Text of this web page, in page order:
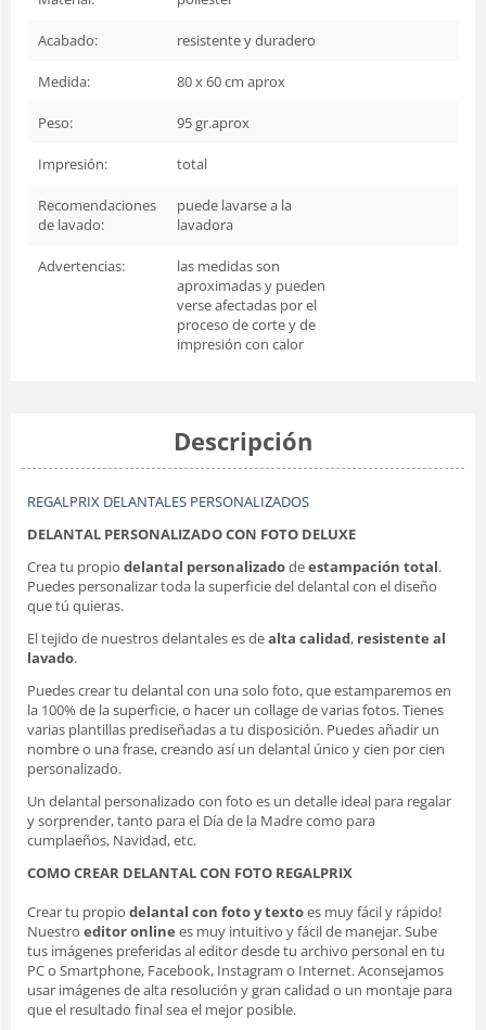
Acabado: resistente y duradero
Medida: 80 x 60 cm aprox
Peso: 95 gr.aprox
Impresión: total
Recomendaciones
de lavado:
puede lavarse a la
lavadora
Advertencias:
las medidas son
aproximadas y pueden
verse afectadas por el
proceso de corte y de
impresión con calor
Descripción
REGALPRIX DELANTALES PERSONALIZADOS
DELANTAL PERSONALIZADO CON FOTO DELUXE
Crea tu propio delantal personalizadodeestampación total.
Puedes personalizar toda la superficie del delantal con el diseño
que tú quieras.
El tejido de nuestros delantales es dealta calidad, resistente al
lavado.
Puedes crear tu delantal con una solo foto, que estamparemos en
la 100% de la superficie, o hacer un collage de varias fotos. Tienes
varias plantillas prediseñadas a tu disposición. Puedes añadir un
nombre o una frase, creando así un delantal único y cien por cien
personalizado.
Un delantal personalizado con foto es un detalle ideal para regalar
y sorprender, tanto para el Día de la Madre como para
cumplaeños, Navidad, etc.
COMO CREAR DELANTAL CON FOTO REGALPRIX
Crear tu propio delantal con foto y textoes muy fácil y rápido!
Nuestro editor online es muy intuitivo y fácil de manejar. Sube
tus imágenes preferidas al editor desde tu archivo personal en tu
PC o Smartphone, Facebook, Instagram o Internet. Aconsejamos
usar imágenes de alta resolución y gran calidad o un montaje para
que el resultado final sea el mejor posible.